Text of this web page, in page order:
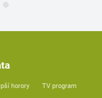
horory TV program